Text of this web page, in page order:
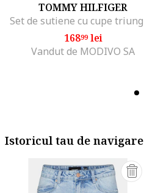
TOMMY HILFIGER
16899lei
Vandut de MODIVO SA
Istoricul tau de navigare